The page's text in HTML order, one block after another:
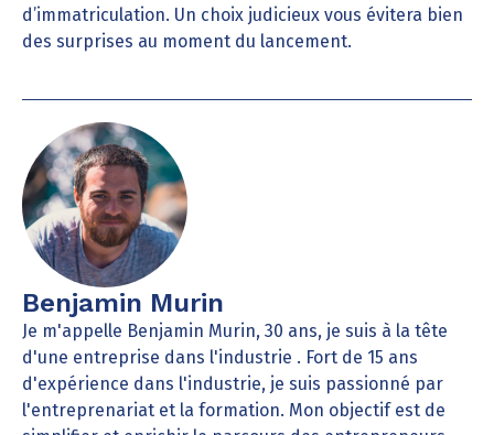
d’immatriculation. Un choix judicieux vous évitera bien
des surprises au moment du lancement.
Benjamin Murin
Je m'appelle Benjamin Murin, 30 ans, je suis à la tête
d'une entreprise dans l'industrie . Fort de 15 ans
d'expérience dans l'industrie, je suis passionné par
l'entreprenariat et la formation. Mon objectif est de